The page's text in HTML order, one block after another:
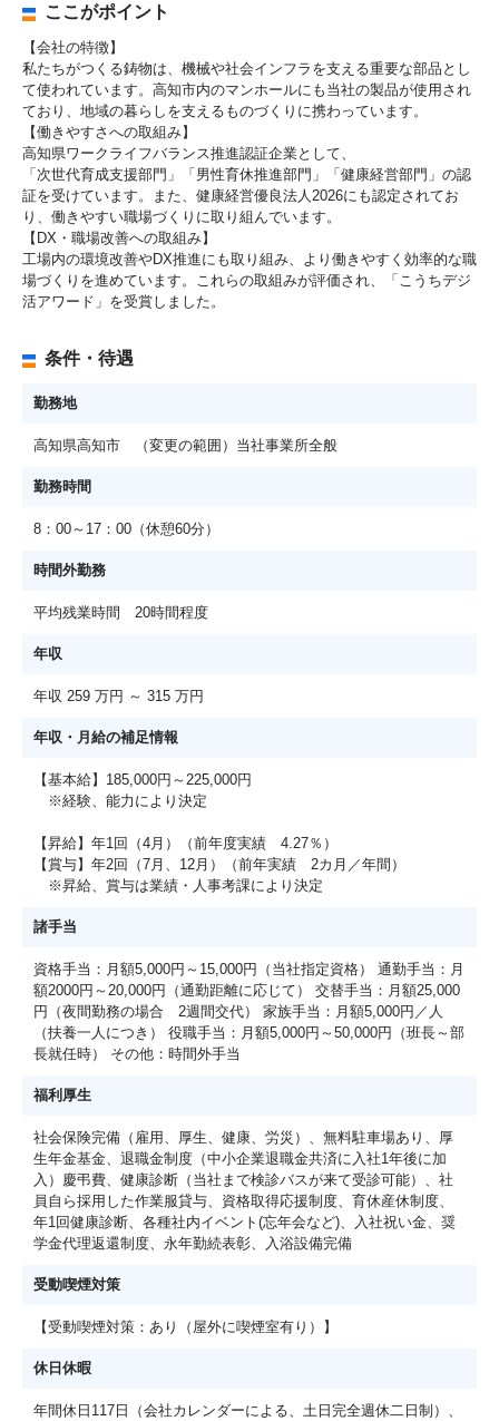
ここがポイント
【会社の特徴】
私たちがつくる鋳物は、機械や社会インフラを支える重要な部品とし
て使われています。高知市内のマンホールにも当社の製品が使用され
ており、地域の暮らしを支えるものづくりに携わっています。
【働きやすさへの取組み】
高知県ワークライフバランス推進認証企業として、
「次世代育成支援部門」「男性育休推進部門」「健康経営部門」の認
証を受けています。また、健康経営優良法人2026にも認定されてお
り、働きやすい職場づくりに取り組んでいます。
【DX・職場改善への取組み】
工場内の環境改善やDX推進にも取り組み、より働きやすく効率的な職
場づくりを進めています。これらの取組みが評価され、「こうちデジ
活アワード」を受賞しました。
条件・待遇
勤務地
高知県高知市 （変更の範囲）当社事業所全般
勤務時間
8：00～17：00（休憩60分）
時間外勤務
平均残業時間 20時間程度
年収
年収 259 万円 ～ 315 万円
年収・月給の補足情報
【基本給】185,000円～225,000円
※経験、能力により決定
【昇給】年1回（4月）（前年度実績 4.27％）
【賞与】年2回（7月、12月）（前年実績 2カ月／年間）
※昇給、賞与は業績・人事考課により決定
諸手当
資格手当：月額5,000円～15,000円（当社指定資格） 通勤手当：月
額2000円～20,000円（通勤距離に応じて） 交替手当：月額25,000
円（夜間勤務の場合 2週間交代） 家族手当：月額5,000円／人
（扶養一人につき） 役職手当：月額5,000円～50,000円（班長～部
長就任時） その他：時間外手当
福利厚生
社会保険完備（雇用、厚生、健康、労災）、無料駐車場あり、厚
生年金基金、退職金制度（中小企業退職金共済に入社1年後に加
入）慶弔費、健康診断（当社まで検診バスが来て受診可能）、社
員自ら採用した作業服貸与、資格取得応援制度、育休産休制度、
年1回健康診断、各種社内イベント(忘年会など)、入社祝い金、奨
学金代理返還制度、永年勤続表彰、入浴設備完備
受動喫煙対策
【受動喫煙対策：あり（屋外に喫煙室有り）】
休日休暇
年間休日117日（会社カレンダーによる、土日完全週休二日制）、